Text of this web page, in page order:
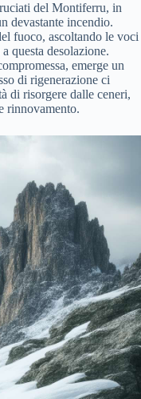
del Montiferru, in
devastante incendio.
fuoco, ascoltando le voci
questa desolazione.
emerge un
di rigenerazione ci
di risorgere dalle ceneri,
rinnovamento.